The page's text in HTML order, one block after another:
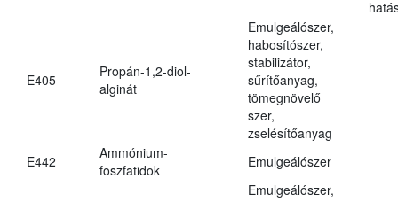
E405
Propán-1,2-diol-
alginát
Emulgeálószer,
habosítószer,
stabilizátor,
sűrítőanyag,
tömegnövelő
szer,
zselésítőanyag
E442
Ammónium-
foszfatidok
Emulgeálószer
Emulgeálószer,